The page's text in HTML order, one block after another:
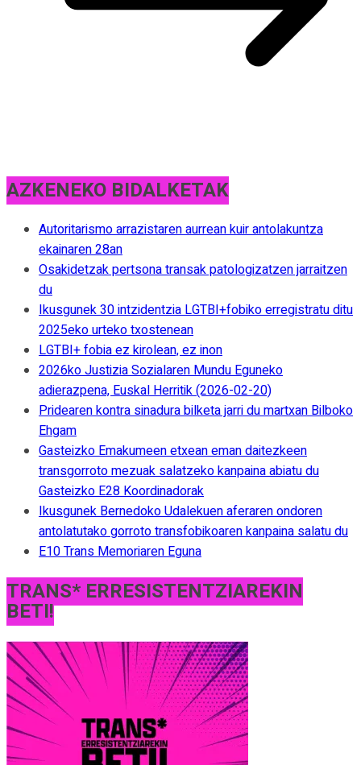
AZKENEKO BIDALKETAK
Autoritarismo arrazistaren aurrean kuir antolakuntza
ekainaren 28an
Osakidetzak pertsona transak patologizatzen jarraitzen
du
Ikusgunek 30 intzidentzia LGTBI+fobiko erregistratu ditu
2025eko urteko txostenean
LGTBI+ fobia ez kirolean, ez inon
2026ko Justizia Sozialaren Mundu Eguneko
adierazpena, Euskal Herritik (2026-02-20)
Pridearen kontra sinadura bilketa jarri du martxan Bilboko
Ehgam
Gasteizko Emakumeen etxean eman daitezkeen
transgorroto mezuak salatzeko kanpaina abiatu du
Gasteizko E28 Koordinadorak
Ikusgunek Bernedoko Udalekuen aferaren ondoren
antolatutako gorroto transfobikoaren kanpaina salatu du
E10 Trans Memoriaren Eguna
TRANS* ERRESISTENTZIAREKIN
BETI!